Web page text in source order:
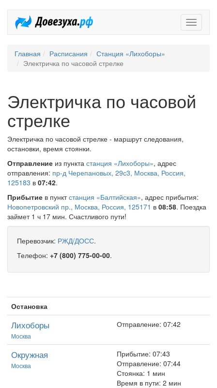
Главная Расписания
Станция «Лихоборы»
Электричка по часовой стрелке
Электричка по часовой
стрелке
Электричка по часовой стрелке - маршрут следования,
остановки, время стоянки.
Отправление из пункта станция «Лихоборы», адрес
отправления: пр-д Черепановых, 29с3, Москва, Россия,
125183 в 07:42.
Прибытие в пунктстанция «Балтийская», адрес прибытия:
Новопетровский пр., Москва, Россия, 125171 в 08:58. Поездка
займет 1 ч 17 мин. Счастливого пути!
Перевозчик: РЖД/ДОСС.
Телефон: +7 (800) 775-00-00.
Остановка
Лихоборы
Москва
Отправление: 07:42
Окружная
Москва
Прибытие: 07:43
Отправление: 07:44
Стоянка: 1 мин
Время в пути: 2 мин